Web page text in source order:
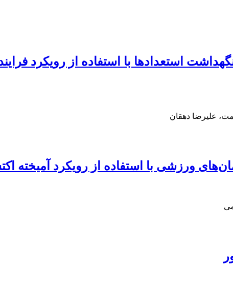
استعدادها با استفاده از رویکرد
علیرضا دهقان
ورزشی با استفاده از رویکرد آمیخته